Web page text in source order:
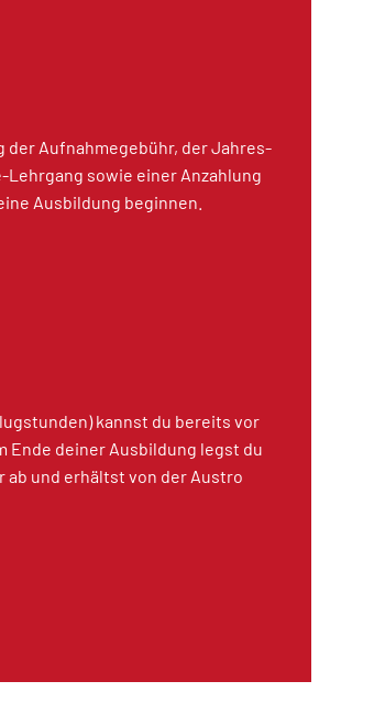
der Aufnahmegebühr, der Jahres-
sowie einer Anzahlung
Ausbildung beginnen.
kannst du bereits vor
Ende deiner Ausbildung legst du
ab und erhältst von der Austro